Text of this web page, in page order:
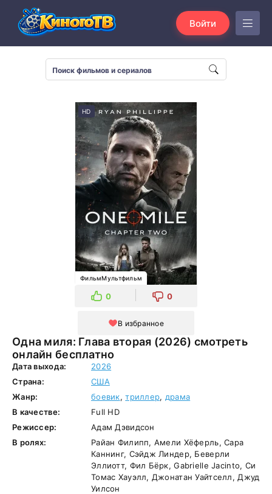
Войти
Одна миля: Глава вторая (2026) смотреть
онлайн бесплатно
HD
ФильмМультфильм
0 0
В избранное
Дата выхода:
2026
Страна:
США
Жанр:
боевик,триллер, драма
В качестве:
Full HD
Режиссер:
Адам Дэвидсон
В ролях:
Райан Филипп, Амели Хёферль, Сара
Каннинг, Сэйдж Линдер, Беверли
Эллиотт, Фил Бёрк, Gabrielle Jacinto, Си
Томас Хауэлл, Джонатан Уайтселл, Джуд
Уилсон